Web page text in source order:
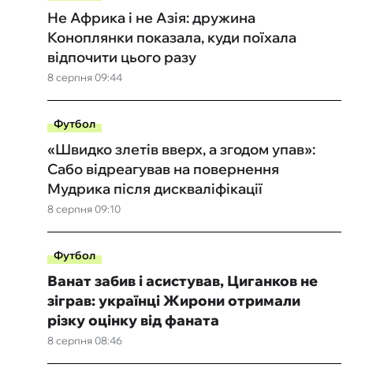
8 серпня 09:44
Не Африка і не Азія: дружина
Коноплянки показала, куди поїхала
відпочити цього разу
Футбол
8 серпня 09:10
«Швидко злетів вверх, а згодом упав»:
Сабо відреагував на повернення
Мудрика після дискваліфікації
Футбол
8 серпня 08:46
Ванат забив і асистував, Циганков не
зіграв: українці Жирони отримали
різку оцінку від фаната